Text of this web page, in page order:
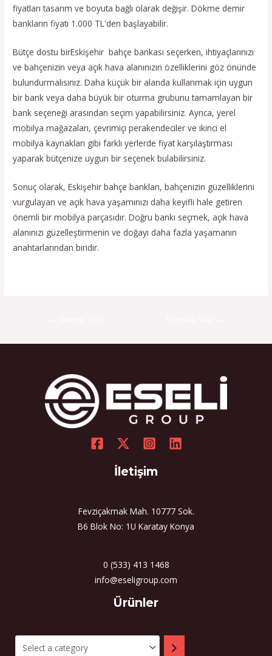
fiyatları tasarım ve boyuta bağlı olarak değişir. Dökme demir
bankların fiyatı 1.000 TL'den başlayabilir.
Bütçe dostu birEskişehir bahçe bankası seçerken, ihtiyaçlarınızı
ve bahçenizin veya açık hava alanınızın özelliklerini göz önünde
bulundurmalısınız. Daha küçük bir alanda kullanmak için uygun
bir bank veya daha büyük bir oturma grubunu tamamlayan bir
bank seçeneği arasından seçim yapabilirsiniz. Ayrıca, yerel
mobilya mağazaları, çevrimiçi perakendeciler ve ikinci el
mobilya kaynakları gibi farklı yerlerde fiyat karşılaştırması
yaparak bütçenize uygun bir seçenek bulabilirsiniz.
Sonuç olarak, Eskişehir bahçe bankları, bahçenizin güzelliklerini
vurgulayan ve açık hava yaşamınızı daha keyifli hale getiren
önemli bir mobilya parçasıdır. Doğru bankı seçmek, açık hava
alanınızı güzelleştirmenin ve doğayı daha fazla yaşamanın
anahtarlarından biridir.
İletişim
Fevziçakmak Mah. 10777 Sok.
B6 Blok No: 1U Karatay Konya
0 (533) 413 1468
info@eseligroup.com
Ürünler